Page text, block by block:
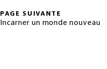
PAGE SUIVANTE
Incarner un monde nouveau